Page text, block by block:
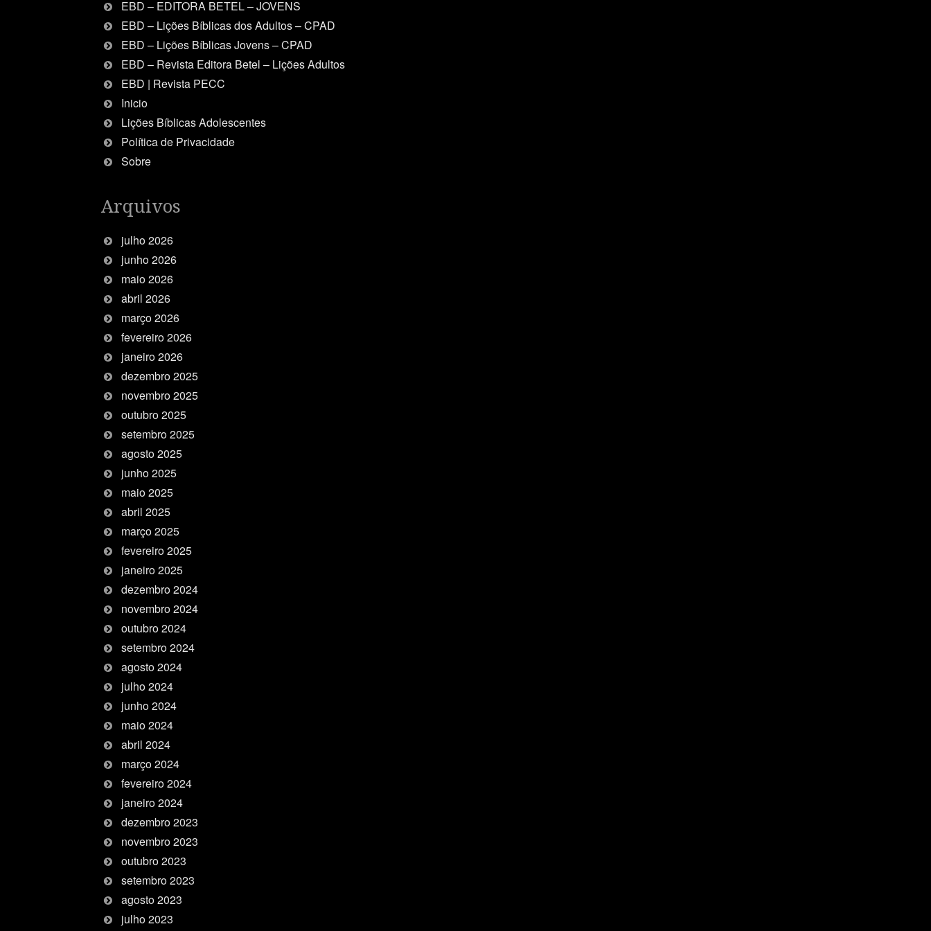
EBD – EDITORA BETEL – JOVENS
EBD – Lições Bíblicas dos Adultos – CPAD
EBD – Lições Bíblicas Jovens – CPAD
EBD – Revista Editora Betel – Lições Adultos
EBD | Revista PECC
Inicio
Lições Bíblicas Adolescentes
Política de Privacidade
Sobre
Arquivos
julho 2026
junho 2026
maio 2026
abril 2026
março 2026
fevereiro 2026
janeiro 2026
dezembro 2025
novembro 2025
outubro 2025
setembro 2025
agosto 2025
junho 2025
maio 2025
abril 2025
março 2025
fevereiro 2025
janeiro 2025
dezembro 2024
novembro 2024
outubro 2024
setembro 2024
agosto 2024
julho 2024
junho 2024
maio 2024
abril 2024
março 2024
fevereiro 2024
janeiro 2024
dezembro 2023
novembro 2023
outubro 2023
setembro 2023
agosto 2023
julho 2023